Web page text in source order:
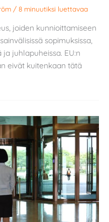
/ 8 minuutiksi luettavaa
joiden kunnioittamiseen
sopimuksissa,
juhlapuheissa. EU:n
eivät kuitenkaan tätä